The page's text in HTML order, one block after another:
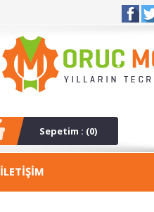
Sepetim : (0)
İLETİŞİM